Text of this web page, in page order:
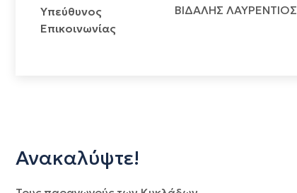
Υπεύθυνος
Επικοινωνίας
ΒΙΔΑΛΗΣ ΛΑΥΡΕΝΤΙΟΣ
Ανακαλύψτε!